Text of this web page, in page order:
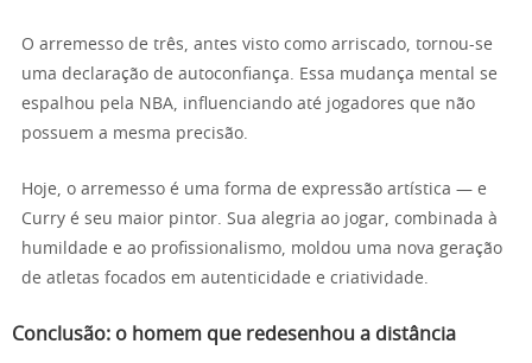
O arremesso de três, antes visto como arriscado, tornou-se
uma declaração de autoconfiança. Essa mudança mental se
espalhou pela NBA, influenciando até jogadores que não
possuem a mesma precisão.
Hoje, o arremesso é uma forma de expressão artística — e
Curry é seu maior pintor. Sua alegria ao jogar, combinada à
humildade e ao profissionalismo, moldou uma nova geração
de atletas focados em autenticidade e criatividade.
Conclusão: o homem que redesenhou a distância